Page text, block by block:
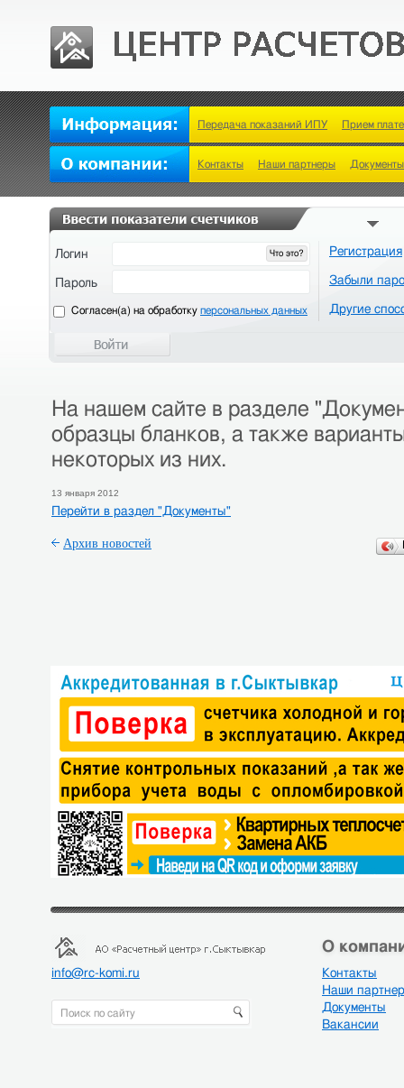
Контакты Наши партнеры Документы
Передача показаний ИПУ Прием
Что это?
Логин Регистрация
Забыли
Другие
Пароль
Cогласен(а) на обработку персональных данных
На нашем сайте в разделе
образцы бланков, а также
некоторых из них.
13 января 2012
Перейти в раздел "Документы"
Архив новостей
info@rc-komi.ru
О
Контакты
Наши
Документы
Вакансии